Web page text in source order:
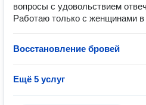
вопросы с удовольствием
Работаю только с женщинами в
Восстановление бровей
Ещё 5 услуг